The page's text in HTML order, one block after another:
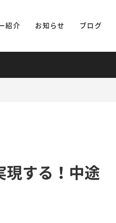
紹介 お知らせ ブログ
現する！中途